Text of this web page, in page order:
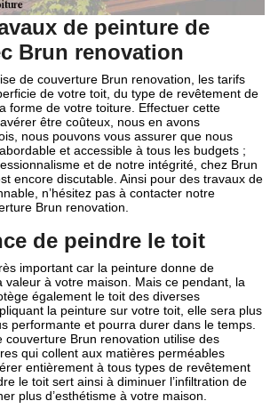
de peinture de
Brun renovation
de couverture Brun renovation, les tarifs
de votre toit, du type de revêtement de
forme de votre toiture. Effectuer cette
être coûteux, nous en avons
nous pouvons vous assurer que nous
et accessible à tous les budgets ;
et de notre intégrité, chez Brun
encore discutable. Ainsi pour des travaux de
n’hésitez pas à contacter notre
Brun renovation.
de peindre le toit
important car la peinture donne de
valeur à votre maison. Mais ce pendant, la
également le toit des diverses
la peinture sur votre toit, elle sera plus
performante et pourra durer dans le temps.
couverture Brun renovation utilise des
qui collent aux matières perméables
entièrement à tous types de revêtement
le toit sert ainsi à diminuer l’infiltration de
plus d’esthétisme à votre maison.